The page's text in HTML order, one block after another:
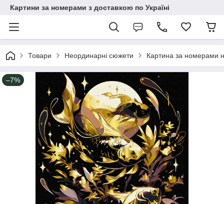
Картини за номерами з доставкою по Україні
Товари Неординарні сюжети Картина за номерами
–7%